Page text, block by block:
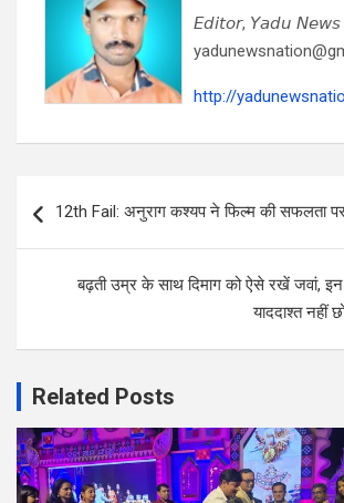
𝘌𝘥𝘪𝘵𝘰𝘳, 𝘠𝘢𝘥𝘶
http://
navigation
12th Fail: अनुराग कश्यप ने फिल्म की सफलता पर
बढ़ती उम्र के साथ दिमाग को ऐसे रखें जवां,
याददाश्त नहीं
Related Posts